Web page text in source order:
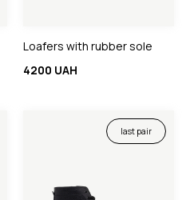
Loafers with rubber sole
4200 UAH
last pair